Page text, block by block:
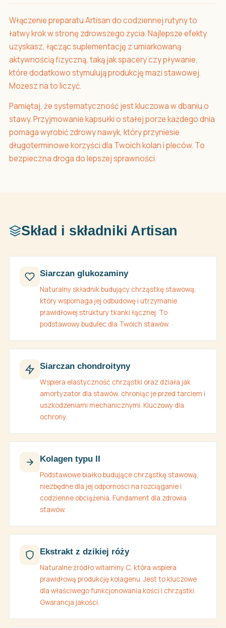
Włączenie preparatu Artisan do codziennej rutyny to
łatwy krok w stronę zdrowszego życia. Najlepsze efekty
uzyskasz, łącząc suplementację z umiarkowaną
aktywnością fizyczną, taką jak spacery czy pływanie,
które dodatkowo stymulują produkcję mazi stawowej.
Możesz na to liczyć.
Pamiętaj, że systematyczność jest kluczowa w dbaniu o
stawy. Przyjmowanie kapsułki o stałej porze każdego dnia
pomaga wyrobić zdrowy nawyk, który przyniesie
długoterminowe korzyści dla Twoich kolan i pleców. To
bezpieczna droga do lepszej sprawności.
Skład i składniki Artisan
Siarczan glukozaminy
Naturalny składnik budujący chrząstkę stawową,
który wspomaga jej odbudowę i utrzymanie
prawidłowej struktury tkanki łącznej. To
podstawowy budulec dla Twoich stawów.
Siarczan chondroityny
Wspiera elastyczność chrząstki oraz działa jak
amortyzator dla stawów, chroniąc je przed tarciem i
uszkodzeniami mechanicznymi. Kluczowy dla
ochrony.
Kolagen typu II
Podstawowe białko budujące chrząstkę stawową,
niezbędne dla jej odporności na rozciąganie i
codzienne obciążenia. Fundament dla zdrowia
stawów.
Ekstrakt z dzikiej róży
Naturalne źródło witaminy C, która wspiera
prawidłową produkcję kolagenu. Jest to kluczowe
dla właściwego funkcjonowania kości i chrząstki.
Gwarancja jakości.